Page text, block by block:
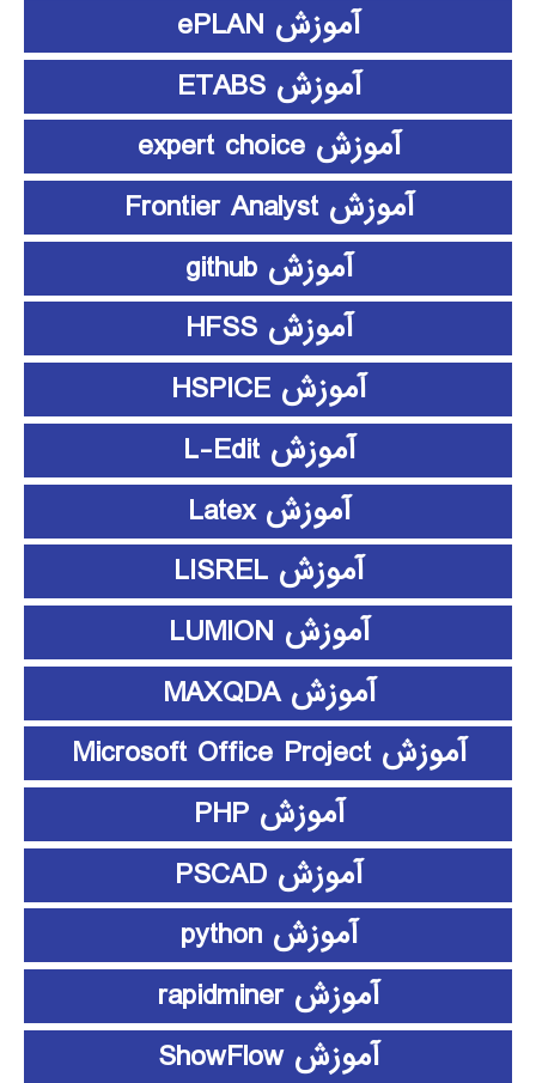
آموزش ePLAN
آموزش ETABS
آموزش expert choice
آموزش Frontier Analyst
آموزش github
آموزش HFSS
آموزش HSPICE
آموزش L-Edit
آموزش Latex
آموزش LISREL
آموزش LUMION
آموزش MAXQDA
آموزش Microsoft Office Project
آموزش PHP
آموزش PSCAD
آموزش python
آموزش rapidminer
آموزش ShowFlow